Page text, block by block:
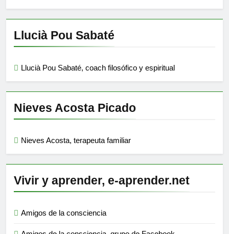
Llucià Pou Sabaté
Llucià Pou Sabaté, coach filosófico y espiritual
Nieves Acosta Picado
Nieves Acosta, terapeuta familiar
Vivir y aprender, e-aprender.net
Amigos de la consciencia